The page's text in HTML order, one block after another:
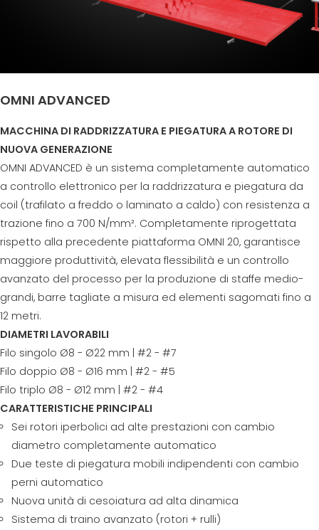
OMNI ADVANCED
MACCHINA DI RADDRIZZATURA E PIEGATURA A ROTORE DI
NUOVA GENERAZIONE
OMNI ADVANCED è un sistema completamente automatico
a controllo elettronico per la raddrizzatura e piegatura da
coil (trafilato a freddo o laminato a caldo) con resistenza a
trazione fino a 700 N/mm². Completamente riprogettata
rispetto alla precedente piattaforma OMNI 20, garantisce
maggiore produttività, elevata flessibilità e un controllo
avanzato del processo per la produzione di staffe medio-
grandi, barre tagliate a misura ed elementi sagomati fino a
12 metri.
DIAMETRI LAVORABILI
Filo singolo Ø8 - Ø22 mm | #2 - #7
Filo doppio Ø8 - Ø16 mm | #2 - #5
Filo triplo Ø8 - Ø12 mm | #2 - #4
CARATTERISTICHE PRINCIPALI
Sei rotori iperbolici ad alte prestazioni con cambio
diametro completamente automatico
Due teste di piegatura mobili indipendenti con cambio
perni automatico
Nuova unità di cesoiatura ad alta dinamica
Sistema di traino avanzato (rotori + rulli)